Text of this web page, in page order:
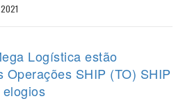
Logística estão
Operações SHIP (TO) SHIP